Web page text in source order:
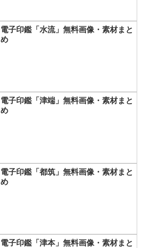
電子印鑑「水流」無料画像・素材まと
め
電子印鑑「津端」無料画像・素材まと
め
電子印鑑「都筑」無料画像・素材まと
め
電子印鑑「津本」無料画像・素材まと